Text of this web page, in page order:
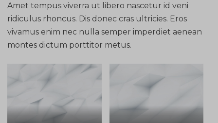
Amet tempus viverra ut libero nascetur id veni
ridiculus rhoncus. Dis donec cras ultricies. Eros
vivamus enim nec nulla semper imperdiet aenean
montes dictum porttitor metus.